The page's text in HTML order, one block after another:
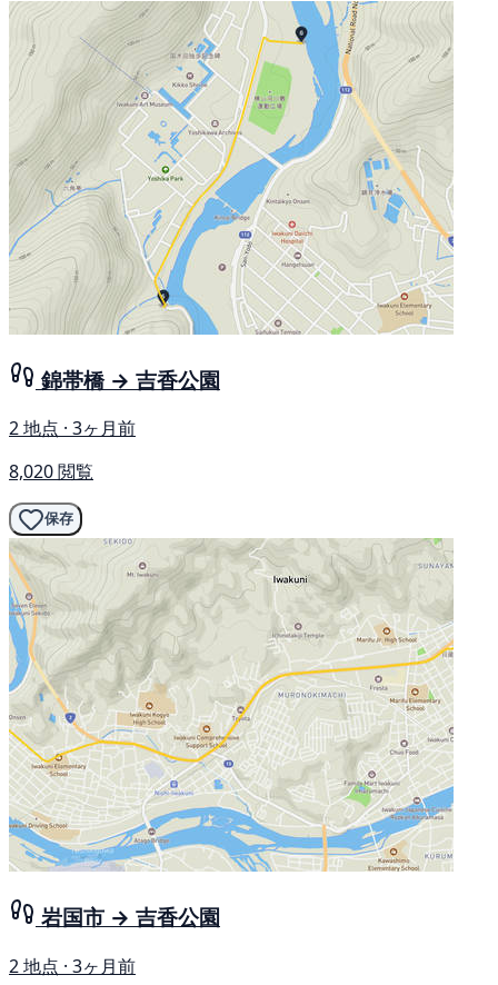
錦帯橋 → 吉香公園
2 地点 · 3ヶ月前
8,020 閲覧
保存
岩国市 → 吉香公園
2 地点 · 3ヶ月前